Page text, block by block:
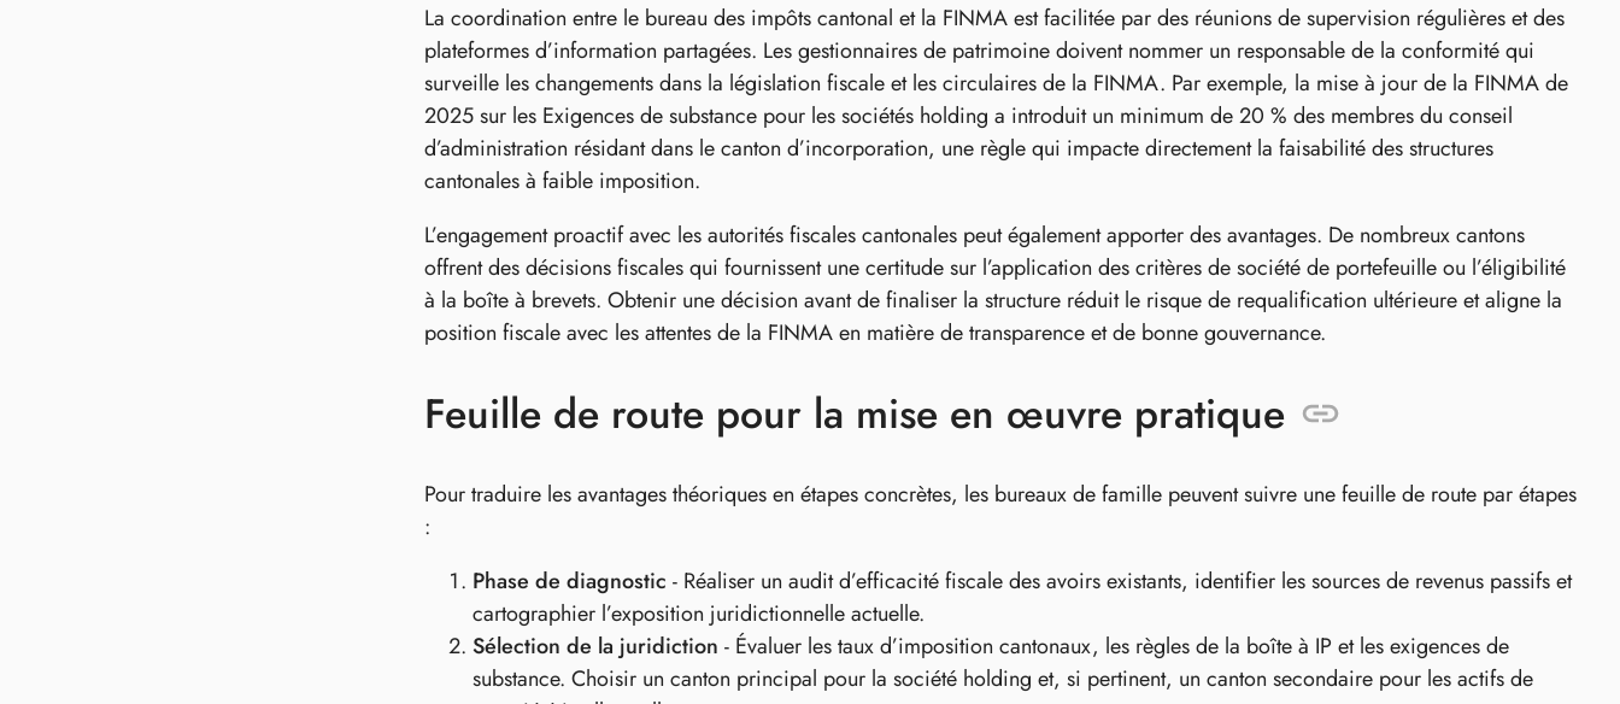
La coordination entre le bureau des impôts cantonal et la FINMA est facilitée par des réunions de supervision régulières et des
plateformes d’information partagées. Les gestionnaires de patrimoine doivent nommer un responsable de la conformité qui
surveille les changements dans la législation fiscale et les circulaires de la FINMA. Par exemple, la mise à jour de la FINMA de
2025 sur les Exigences de substance pour les sociétés holding a introduit un minimum de 20 % des membres du conseil
d’administration résidant dans le canton d’incorporation, une règle qui impacte directement la faisabilité des structures
cantonales à faible imposition.
L’engagement proactif avec les autorités fiscales cantonales peut également apporter des avantages. De nombreux cantons
offrent des décisions fiscales qui fournissent une certitude sur l’application des critères de société de portefeuille ou l’éligibilité
à la boîte à brevets. Obtenir une décision avant de finaliser la structure réduit le risque de requalification ultérieure et aligne la
position fiscale avec les attentes de la FINMA en matière de transparence et de bonne gouvernance.
Feuille de route pour la mise en œuvre pratique
Pour traduire les avantages théoriques en étapes concrètes, les bureaux de famille peuvent suivre une feuille de route par étapes
:
Phase de diagnostic - Réaliser un audit d’efficacité fiscale des avoirs existants, identifier les sources de revenus passifs et
cartographier l’exposition juridictionnelle actuelle.
Sélection de la juridiction - Évaluer les taux d’imposition cantonaux, les règles de la boîte à IP et les exigences de
substance. Choisir un canton principal pour la société holding et, si pertinent, un canton secondaire pour les actifs de